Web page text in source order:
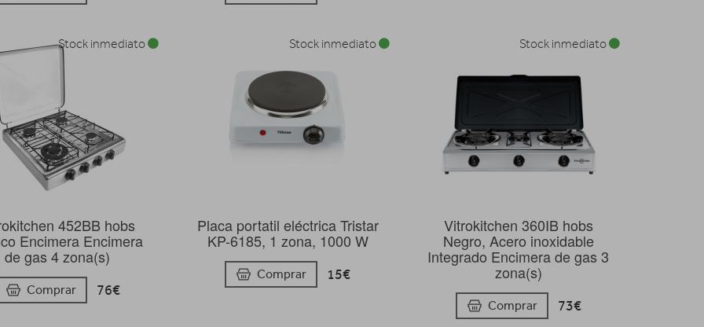
452BB hobs
Encimera Encimera
de gas 4 zona(s)
Comprar 76€
Stock inmediato
Placa portatil eléctrica Tristar
KP-6185, 1 zona, 1000 W
Comprar 15€
Stock inmediato
Vitrokitchen 360IB hobs
Negro, Acero inoxidable
Integrado Encimera de gas 3
zona(s)
Comprar 73€
Stock inmediato